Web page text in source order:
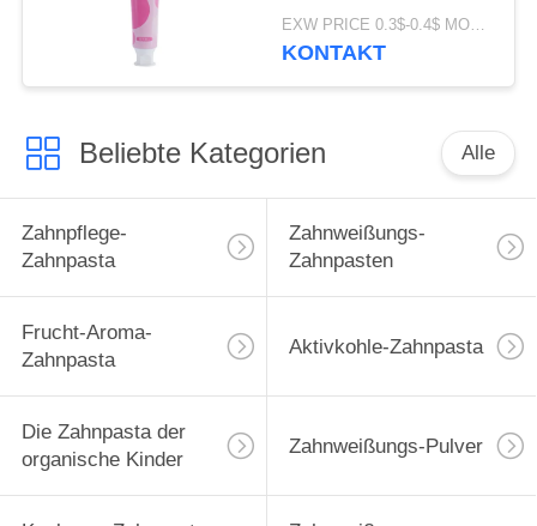
Parfüm ODM der
Zahnweißungs-100g
EXW PRICE 0.3$-0.4$ MOQ:500pcs-30000pcs
KONTAKT
Beliebte Kategorien Alle
Zahnpflege-
Zahnpasta
Zahnweißungs-
Zahnpasten
Frucht-Aroma-
Zahnpasta
Aktivkohle-Zahnpasta
Die Zahnpasta der
organische Kinder
Zahnweißungs-Pulver